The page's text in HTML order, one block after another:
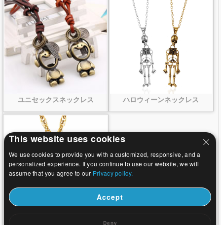
ユニセックスネックレス ハロウィーンネックレス
This website uses cookies
We use cookies to provide you with a customized, responsive, and a
personalized experience. If you continue to use our website, we will
assume that you agree to our Privacy policy.
Accept
Deny